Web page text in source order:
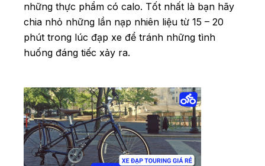
những thực phẩm có calo. Tốt nhất là bạn hãy
chia nhỏ những lần nạp nhiên liệu từ 15 – 20
phút trong lúc đạp xe để tránh những tình
huống đáng tiếc xảy ra.